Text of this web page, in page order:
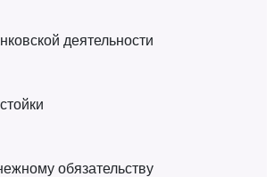
деятельности
обязательству